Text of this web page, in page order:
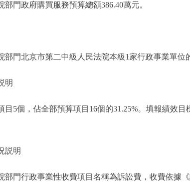
門政府購買服務預算總額386.40萬元。
北京市第二中級人民法院本級1家行政事業單位
明
個，佔全部預算項目16個的31.25%。填報績效目
説明
門行政事業性收費項目名稱為訴訟費，收費依據《